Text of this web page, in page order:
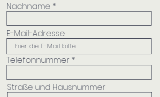
Nachname
E-Mail-Adresse
Telefonnummer
Straße und Hausnummer